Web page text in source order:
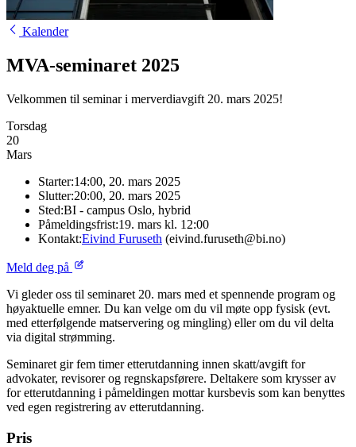
Kalender
MVA-seminaret 2025
Velkommen til seminar i merverdiavgift 20. mars 2025!
Torsdag
20
Mars
Starter:14:00, 20. mars 2025
Slutter:20:00, 20. mars 2025
Sted:BI - campus Oslo, hybrid
Påmeldingsfrist:19. mars kl. 12:00
Kontakt:Eivind Furuseth (eivind.furuseth@bi.no)
Meld deg på
Vi gleder oss til seminaret 20. mars med et spennende program og
høyaktuelle emner. Du kan velge om du vil møte opp fysisk (evt.
med etterfølgende matservering og mingling) eller om du vil delta
via digital strømming.
Seminaret gir fem timer etterutdanning innen skatt/avgift for
advokater, revisorer og regnskapsførere. Deltakere som krysser av
for etterutdanning i påmeldingen mottar kursbevis som kan benyttes
ved egen registrering av etterutdanning.
Pris